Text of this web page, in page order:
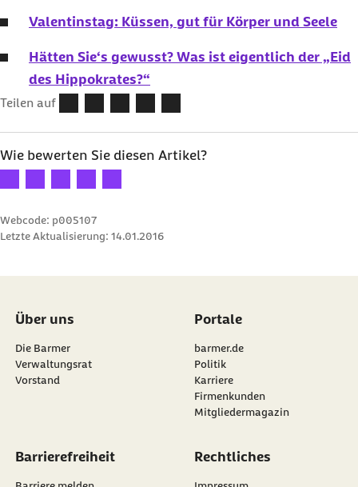
Valentinstag: Küssen, gut für Körper und Seele
Hätten Sie‘s gewusst? Was ist eigentlich der „Eid
des Hippokrates?“
Teilen auf
Wie bewerten Sie diesen Artikel?
Ihre Bewertung: 1 Stern
Ihre Bewertung: 2 Sterne
Ihre Bewertung: 3 Sterne
Ihre Bewertung: 4 Sterne
Ihre Bewertung: 5 Sterne
Webcode: p005107
Letzte Aktualisierung: 14.01.2016
Über uns
Die Barmer
Verwaltungsrat
Vorstand
Portale
barmer.de
Politik
Karriere
Firmenkunden
Mitgliedermagazin
Barrierefreiheit Rechtliches